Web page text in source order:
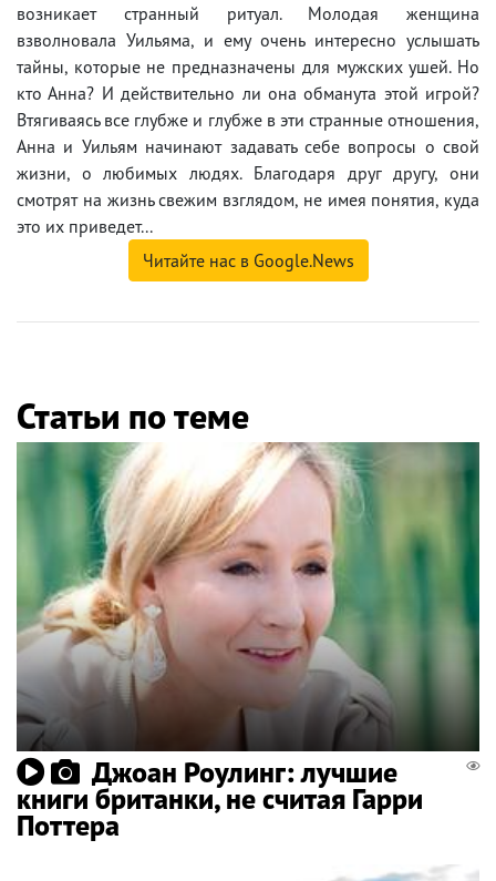
возникает странный ритуал. Молодая женщина
взволновала Уильяма, и ему очень интересно услышать
тайны, которые не предназначены для мужских ушей. Но
кто Анна? И действительно ли она обманута этой игрой?
Втягиваясь все глубже и глубже в эти странные отношения,
Анна и Уильям начинают задавать себе вопросы о свой
жизни, о любимых людях. Благодаря друг другу, они
смотрят на жизнь свежим взглядом, не имея понятия, куда
это их приведет...
Читайте нас в Google.News
Статьи по теме
Джоан Роулинг: лучшие
книги британки, не считая Гарри
Поттера